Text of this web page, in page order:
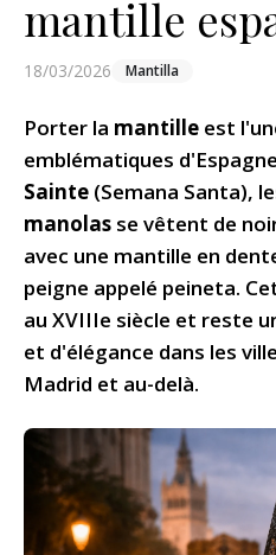
mantille
18/03/2026 Mantilla
Porter la mantille est
emblématiques
Sainte (Semana Santa),
manolas se vêtent de
avec une mantille en
peigne appelé peineta.
au XVIIIe siècle et reste
et d'élégance dans les
Madrid et au-delà.